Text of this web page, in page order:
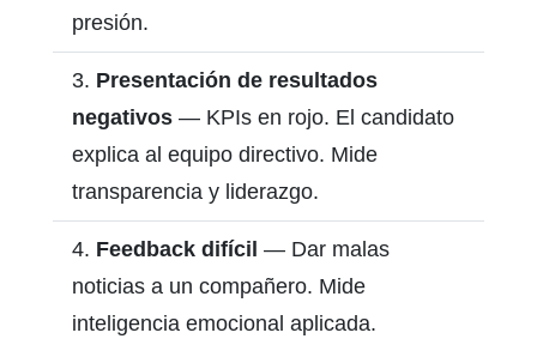
presión.
Presentación de resultados
negativos — KPIs en rojo. El candidato
explica al equipo directivo. Mide
transparencia y liderazgo.
Feedback difícil — Dar malas
noticias a un compañero. Mide
inteligencia emocional aplicada.